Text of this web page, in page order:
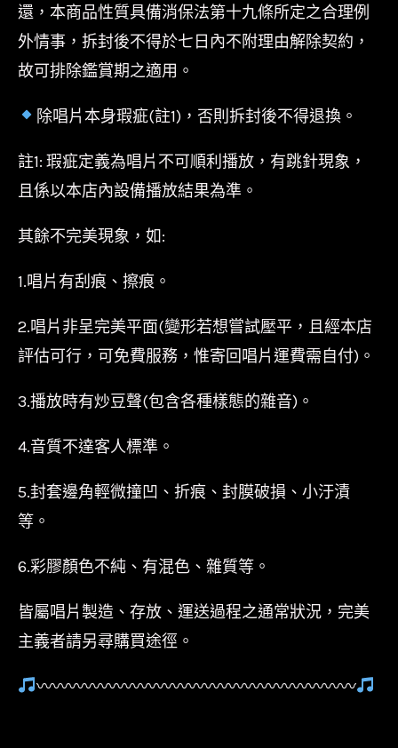
還，本商品性質具備消保法第十九條所定之合理例
外情事，拆封後不得於七日內不附理由解除契約，
故可排除鑑賞期之適用。
除唱片本身瑕疵(註1)，否則拆封後不得退換。
註1: 瑕疵定義為唱片不可順利播放，有跳針現象，
且係以本店內設備播放結果為準。
其餘不完美現象，如:
1.唱片有刮痕、擦痕。
2.唱片非呈完美平面(變形若想嘗試壓平，且經本店
評估可行，可免費服務，惟寄回唱片運費需自付)。
3.播放時有炒豆聲(包含各種樣態的雜音)。
4.音質不達客人標準。
5.封套邊角輕微撞凹、折痕、封膜破損、小汙漬
等。
6.彩膠顏色不純、有混色、雜質等。
皆屬唱片製造、存放、運送過程之通常狀況，完美
主義者請另尋購買途徑。
〰〰〰〰〰〰〰〰〰〰〰〰〰〰〰〰〰〰〰〰